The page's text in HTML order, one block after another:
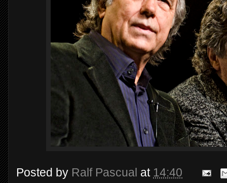
Posted by Ralf Pascual at 14:40